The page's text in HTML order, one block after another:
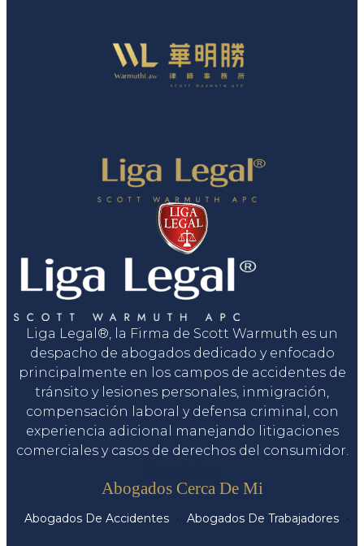
Liga Legal®, la Firma de Scott Warmuth es un
despacho de abogados dedicado y enfocado
principalmente en los campos de accidentes de
tránsito y lesiones personales, inmigración,
compensación laboral y defensa criminal, con
experiencia adicional manejando litigaciones
comerciales y casos de derechos del consumidor.
Abogados Cerca De Mi
Abogados De Accidentes Abogados De Trabajadores